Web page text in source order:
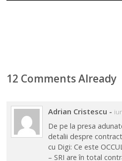
12 Comments Already
Adrian Cristescu -
De pe la presa
detalii despre
cu Digi: Ce este
– SRI are în total